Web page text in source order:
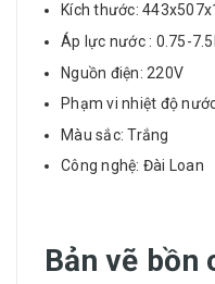
Kích thước:
Áp lực nước : 0.75-
Nguồn điện: 220V
Phạm vi nhiệt độ
Màu sắc: Trắng
Công nghệ: Đài Loan
Bản vẽ bồn